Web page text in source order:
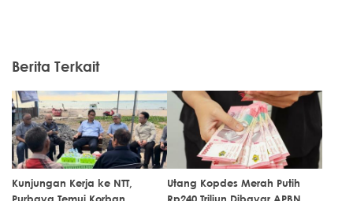
Berita Terkait
Kunjungan Kerja ke NTT,
Utang Kopdes Merah Putih